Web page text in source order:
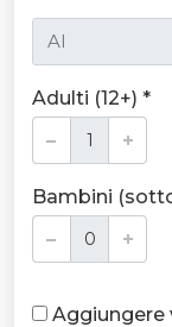
Adulti (12+) *
Bambini
Aggiungere